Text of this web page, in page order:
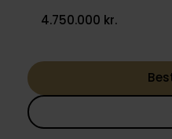
4.750.000 kr.